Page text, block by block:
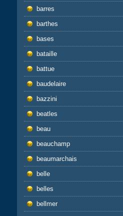
barres
barthes
bases
bataille
battue
baudelaire
bazzini
beatles
beau
beauchamp
beaumarchais
belle
belles
bellmer